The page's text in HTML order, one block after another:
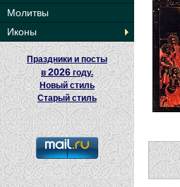
Молитвы
Иконы
Праздники и посты
в2026 году.
Новый стиль
Старый стиль